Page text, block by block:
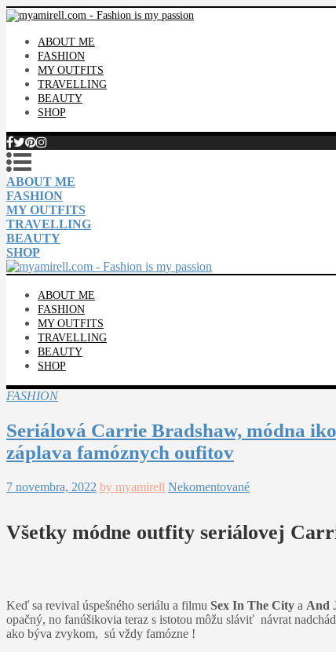
ABOUT ME
FASHION
MY OUTFITS
TRAVELLING
BEAUTY
SHOP
ABOUT ME
FASHION
MY OUTFITS
TRAVELLING
BEAUTY
SHOP
ABOUT ME
FASHION
MY OUTFITS
TRAVELLING
BEAUTY
SHOP
FASHION
Seriálová Carrie Bradshaw, módna
záplava famóznych oufitov
7 novembra, 2022 by myamirell Nekomentované
Všetky módne outfity seriálovej
Keď sa revival úspešného seriálu a filmu Sex In The City a And
opačný, no fanúšikovia teraz s istotou môžu sláviť návrat
ako býva zvykom, sú vždy famózne !